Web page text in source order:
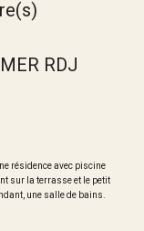
RDJ
résidence avec piscine
sur la terrasse et le petit
une salle de bains.